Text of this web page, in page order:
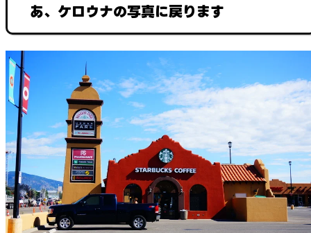
あ、ケロウナの写真に戻ります